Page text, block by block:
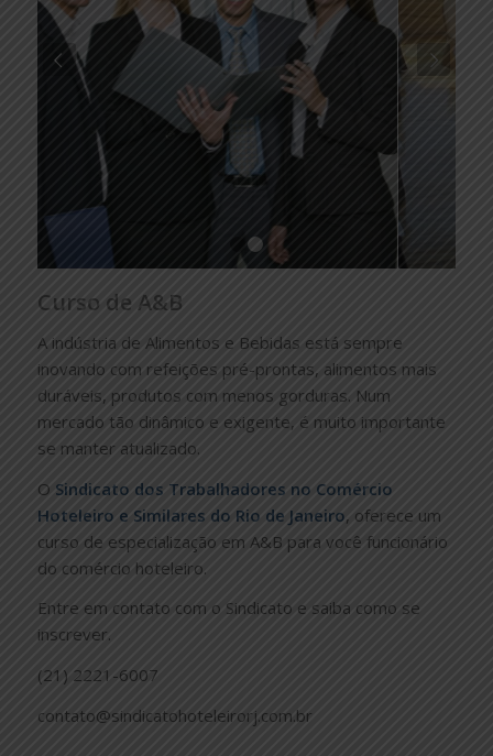
Próximo
Curso de A&B
A indústria de Alimentos e Bebidas está sempre
inovando com refeições pré-prontas, alimentos mais
duráveis, produtos com menos gorduras. Num
mercado tão dinâmico e exigente, é muito importante
se manter atualizado.
O Sindicato dos Trabalhadores no Comércio
Hoteleiro e Similares do Rio de Janeiro, oferece um
curso de especialização em A&B para você funcionário
do comércio hoteleiro.
Entre em contato com o Sindicato e saiba como se
inscrever.
(21) 2221-6007
contato@sindicatohoteleirorj.com.br